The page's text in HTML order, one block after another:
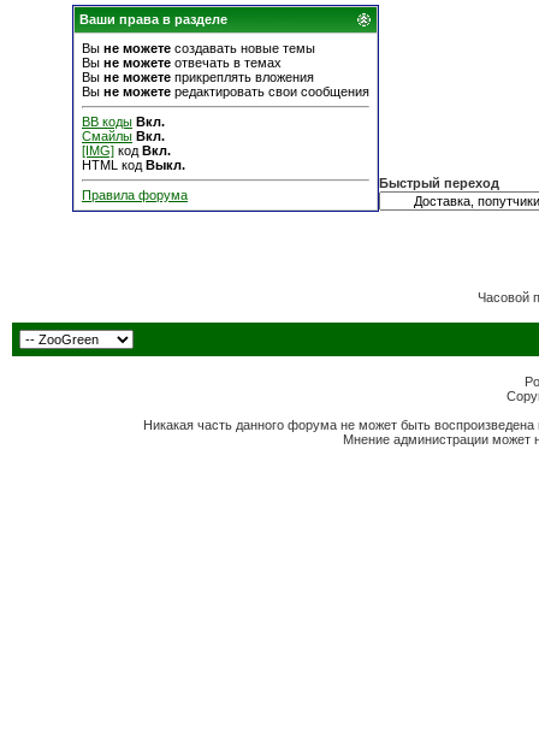
Ваши права в разделе
Вы не можете создавать новые темы
Вы не можете отвечать в темах
Вы не можете прикреплять вложения
Вы не можете редактировать свои сообщения
BB коды Вкл.
Смайлы Вкл.
[IMG] код Вкл.
HTML код Выкл.
Правила форума
Быстрый переход
Часовой
Никакая часть данного форума не может быть
Мнение администрации может